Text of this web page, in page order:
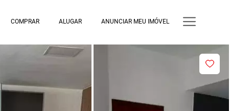
COMPRAR ALUGAR ANUNCIAR MEU IMÓVEL